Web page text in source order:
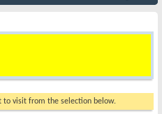
to visit from the selection below.